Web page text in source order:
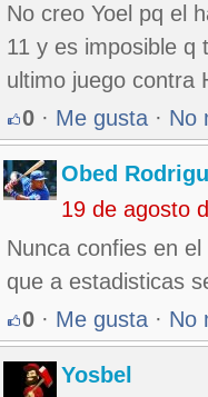
No creo Yoel pq el
11 y es imposible q
ultimo juego contra
0 · Me gusta · No
Obed
19 de agosto
Nunca confies en
que a estadisticas
0 · Me gusta · No
Yosbel